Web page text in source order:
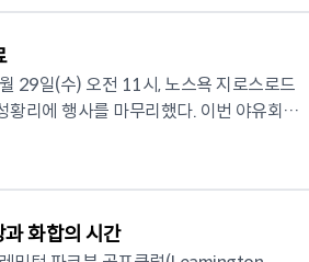
Dr. North York)에서 진행된다. 워크숍
품 발표 및 시낭송, 박인환의 삶과 시 세
비는 50달러이며 '무
사진은 아래와 같다. -
센스코프 그랜트 수상) -심경숙(공연기획
Light on Choson)', 입체 낭독극 '명동
두가 자리에서 일어나 기립박수로 연주자
2세, 그리고 한국 문화를 자연스럽게 이
대를 연결하는 뜻깊은 시간을 만들었다.
주가 객석의 큰 감동을 이끌어냈다. 오랜
는 울림을 전했고, 시니어들의 끊임없는
는 모습이 큰 감동이었다"며 아낌없는 찬
향곡', 무소륵스키의 '전람회의 그림', 헨델
29일(수) 오전 11시, 노스욕 지로스로드
를 마무리했다. 이번 야유회는
명이 한자리에 모여 친목과 화합을 다진
운 시간이 이어졌다. 행사는 소담
번졌다. 이어 횡성 출신 소
화합의 시간